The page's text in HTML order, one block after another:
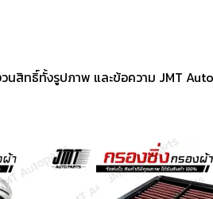
สิทธิ์ทั้งรูปภาพ และข้อความ JMT